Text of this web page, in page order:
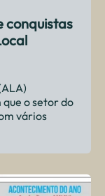
conquistas
o setor do
vários